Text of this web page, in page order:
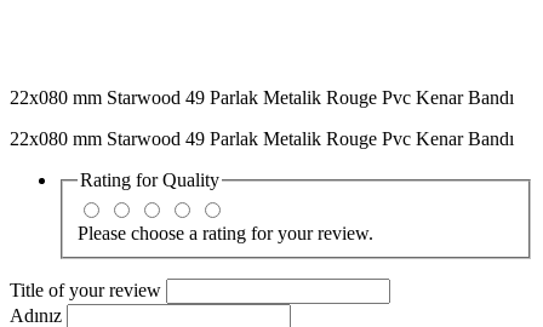
22x080 mm Starwood 49 Parlak Metalik Rouge Pvc Kenar Bandı
22x080 mm Starwood 49 Parlak Metalik Rouge Pvc Kenar Bandı
Rating forQuality
Please choose a rating for your review.
Title of your review
Adınız